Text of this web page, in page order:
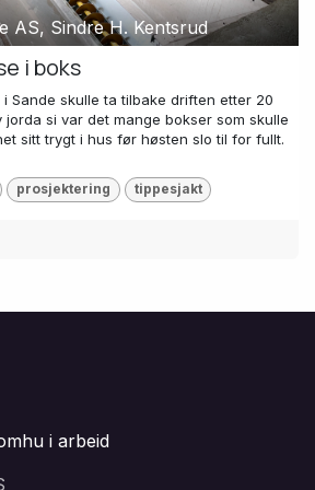
AS, Sindre H. Kentsrud
i boks
i Sande skulle ta tilbake driften etter 20
si var det mange bokser som skulle
sitt trygt i hus før høsten slo til for fullt.
prosjektering tippesjakt
i arbeid